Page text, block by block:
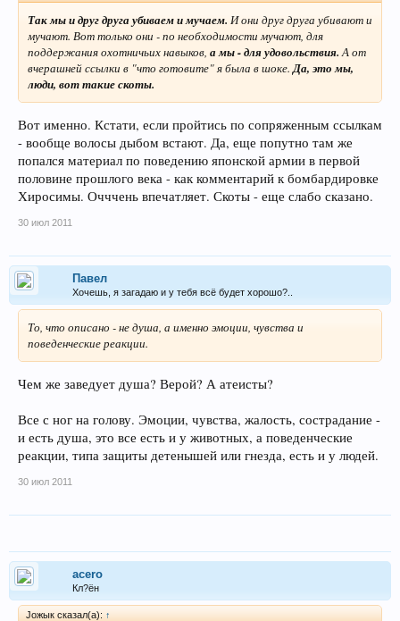
Так мы и друг друга убиваем и мучаем. И они друг друга убивают и
мучают. Вот только они - по необходимости мучают, для
поддержания охотничьих навыков, а мы - для удовольствия.А от
вчерашней ссылки в "что готовите" я была в шоке.Да, это мы,
люди, вот такие скоты.
Вот именно. Кстати, если пройтись по сопряженным ссылкам
- вообще волосы дыбом встают. Да, еще попутно там же
попался материал по поведению японской армии в первой
половине прошлого века - как комментарий к бомбардировке
Хиросимы. Очччень впечатляет. Скоты - еще слабо сказано.
30 июл 2011
Павел
Хочешь, я загадаю и у тебя всё будет хорошо?..
То, что описано - не душа, а именно эмоции, чувства и
поведенческие реакции.
Чем же заведует душа? Верой? А атеисты?
Все с ног на голову. Эмоции, чувства, жалость, сострадание -
и есть душа, это все есть и у животных, а поведенческие
реакции, типа защиты детенышей или гнезда, есть и у людей.
30 июл 2011
acero
Кл?ён
Joжык сказал(а): ↑